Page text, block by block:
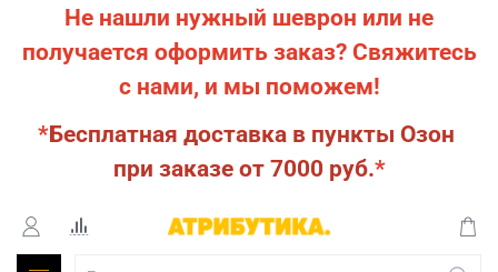
Не нашли нужный шеврон или не
получается оформить заказ? Свяжитесь
с нами, и мы поможем!
*Бесплатная доставка в пункты Озон
при заказе от 7000 руб.*